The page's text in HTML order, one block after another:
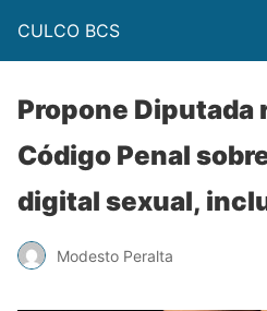
CULCO BCS
Propone Diputada
Código Penal
digital sexual,
Modesto Peralta